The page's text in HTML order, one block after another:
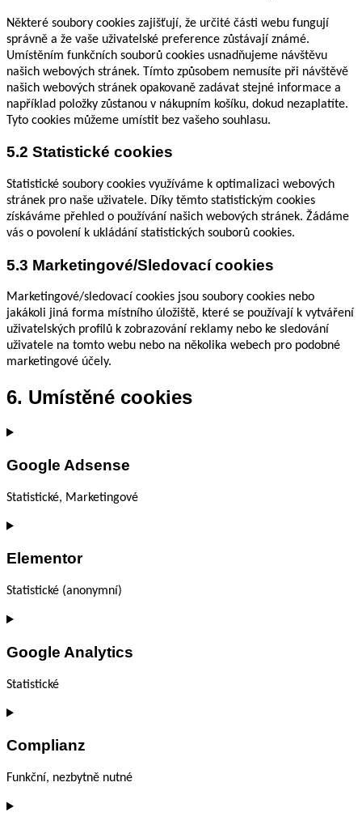
Některé soubory cookies zajišťují, že určité části webu fungují
správně a že vaše uživatelské preference zůstávají známé.
Umístěním funkčních souborů cookies usnadňujeme návštěvu
našich webových stránek. Tímto způsobem nemusíte při návštěvě
našich webových stránek opakovaně zadávat stejné informace a
například položky zůstanou v nákupním košíku, dokud nezaplatíte.
Tyto cookies můžeme umístit bez vašeho souhlasu.
5.2 Statistické cookies
Statistické soubory cookies využíváme k optimalizaci webových
stránek pro naše uživatele. Díky těmto statistickým cookies
získáváme přehled o používání našich webových stránek. Žádáme
vás o povolení k ukládání statistických souborů cookies.
5.3 Marketingové/Sledovací cookies
Marketingové/sledovací cookies jsou soubory cookies nebo
jakákoli jiná forma místního úložiště, které se používají k vytváření
uživatelských profilů k zobrazování reklamy nebo ke sledování
uživatele na tomto webu nebo na několika webech pro podobné
marketingové účely.
6. Umístěné cookies
Google Adsense
Statistické, Marketingové
Consent
service
adsense
Elementor
Statistické (anonymní)
Consent
service
Google Analytics
Statistické
Consent
service
analytics
Complianz
Funkční, nezbytně nutné
Consent